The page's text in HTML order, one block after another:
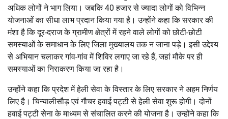
अधिक लोगों ने भाग लिया। जबकि 40 हजार से ज्यादा लोगों को विभिन्न
योजनाओं का सीधा लाभ प्रदान किया गया है। उन्होंने कहा कि सरकार की
मंशा है कि दूर-दराज के ग्रामीण क्षेत्रों में रहने वाले लोगों को छोटी-छोटी
समस्याओं के समाधान के लिए जिला मुख्यालय तक न जाना पड़े। इसी उद्देश्य
से अभियान चलाकर गांव-गांव में शिविर लगाए जा रहे हैं, जहां मौके पर ही
समस्याओं का निराकरण किया जा रहा है।
उन्होंने कहा कि प्रदेश में हेली सेवा के विस्तार के लिए सरकार ने अहम निर्णय
लिए है। चिन्यालीसौड़ एवं गौचर हवाई पट्टी से हेली सेवा शुरू होगी। दोनों
हवाई पट्टी सेना के माध्यम से संचालित करने की योजना है। उन्होंने कहा कि